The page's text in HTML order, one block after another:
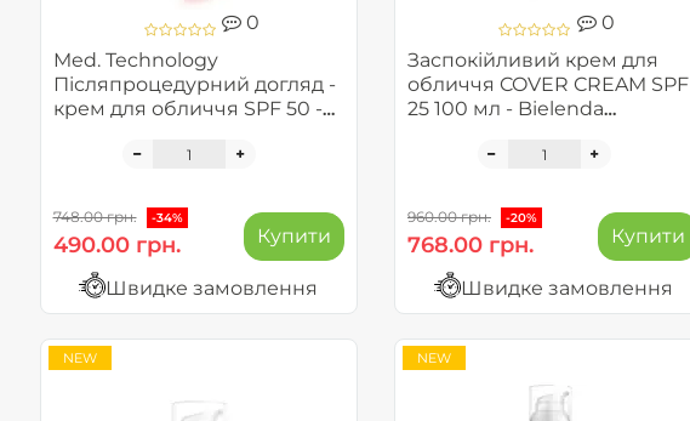
0
Med. Technology
Післяпроцедурний догляд -
крем для обличчя SPF 50 -
Protective Face Program
748.00 грн. -34%
490.00 грн. Купити
Швидке замовлення
0
Заспокійливий крем для
обличчя COVER CREAM SPF
25 100 мл - Bielenda
Program
960.00 грн. -20%
768.00 грн. Купити
Швидке замовлення
NEW NEW